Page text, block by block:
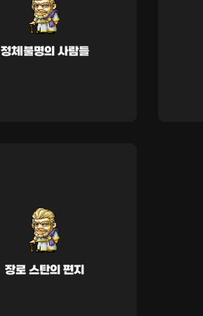
정체불명의 사람들
장로 스탄의 편지